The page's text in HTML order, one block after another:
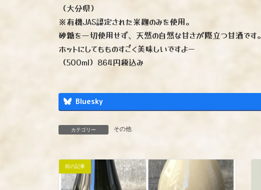
（大分県）
※有機JAS認定された米麹のみを使用。
砂糖を一切使用せず、天然の自然な甘さが際立つ甘酒です。
ホットにしてもものすごく美味しいですよー
（500ml）864円税込み
Bluesky
カテゴリー その他
前の記事